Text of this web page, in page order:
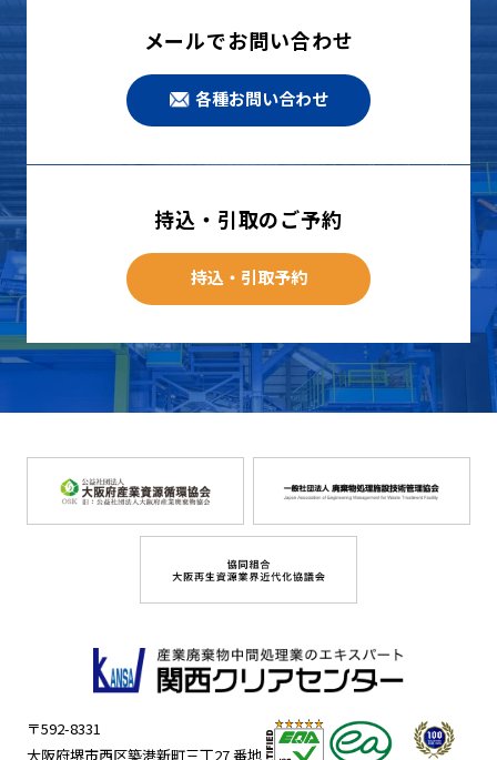
メールでお問い合わせ
各種お問い合わせ
持込・引取のご予約
持込・引取予約
〒592-8331
大阪府堺市西区築港新町三丁27 番地